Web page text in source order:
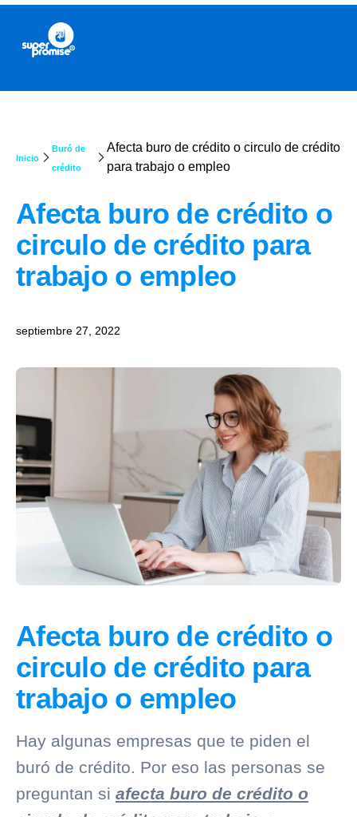
Inicio
Buró de
crédito
Afecta buro de crédito o circulo de crédito
para trabajo o empleo
Afecta buro de crédito o
circulo de crédito para
trabajo o empleo
septiembre 27, 2022
Afecta buro de crédito o
circulo de crédito para
trabajo o empleo
Hay algunas empresas que te piden el
buró de crédito. Por eso las personas se
preguntan si afecta buro de crédito o